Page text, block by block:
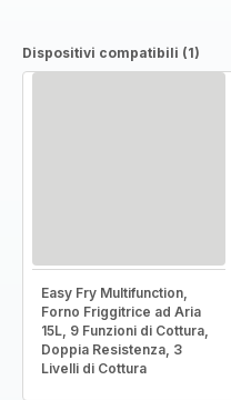
Dispositivi compatibili (1)
Easy Fry Multifunction,
Forno Friggitrice ad Aria
15L, 9 Funzioni di Cottura,
Doppia Resistenza, 3
Livelli di Cottura